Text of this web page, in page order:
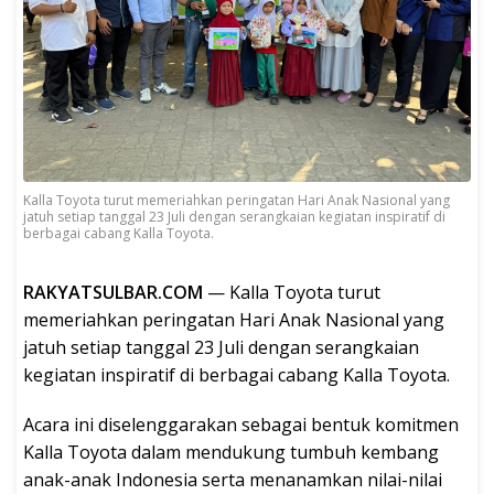
Kalla Toyota turut memeriahkan peringatan Hari Anak Nasional yang
jatuh setiap tanggal 23 Juli dengan serangkaian kegiatan inspiratif di
berbagai cabang Kalla Toyota.
RAKYATSULBAR.COM — Kalla Toyota turut
memeriahkan peringatan Hari Anak Nasional yang
jatuh setiap tanggal 23 Juli dengan serangkaian
kegiatan inspiratif di berbagai cabang Kalla Toyota.
Acara ini diselenggarakan sebagai bentuk komitmen
Kalla Toyota dalam mendukung tumbuh kembang
anak-anak Indonesia serta menanamkan nilai-nilai